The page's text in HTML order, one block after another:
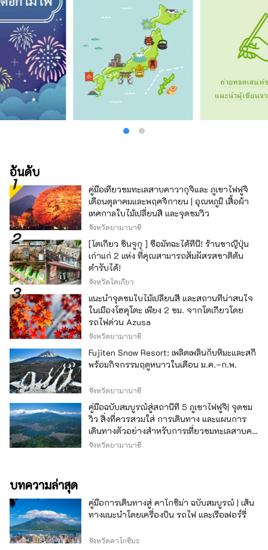
อันดับ
คู่มือเที่ยวชมทะเลสาบคาวากุจิและ ภูเขาไฟฟูจิ
เดือนตุลาคมและพฤศจิกายน | อุณหภูมิ เสื้อผ้า
เทศกาลใบไม้เปลี่ยนสี และจุดชมวิว
จังหวัดยามานาชิ
[โตเกียว ชินจูกุ ] ซื้อมัทฉะได้ที่นี่! ร้านชาญี่ปุ่น
เก่าแก่ 2 แห่ง ที่คุณสามารถสัมผัสรสชาติต้น
ตำรับได้!
จังหวัดโตเกียว
แนะนำจุดชมใบไม้เปลี่ยนสี และสถานที่น่าสนใจ
ในเมืองโฮคุโตะ เพียง 2 ชม. จากโตเกียวโดย
รถไฟด่วน Azusa
จังหวัดยามานาชิ
Fujiten Snow Resort: เพลิดเพลินกับหิมะและสกี
พร้อมกิจกรรมฤดูหนาวในเดือน ม.ค.–ก.พ.
จังหวัดยามานาชิ
คู่มือฉบับสมบูรณ์สู่สถานีที่ 5 ภูเขาไฟฟูจิ| จุดชม
วิว สิ่งที่ควรสวมใส่ การเดินทาง และแผนการ
เดินทางตัวอย่างสำหรับการเที่ยวชมทะเลสาบคา
วากุจิ
จังหวัดยามานาชิ
บทความล่าสุด
คู่มือการเดินทางสู่ คาโกชิม่า ฉบับสมบูรณ์ | เส้น
ทางแนะนำโดยเครื่องบิน รถไฟ และเรือเฟอร์รี่
จังหวัดคาโกชิมะ